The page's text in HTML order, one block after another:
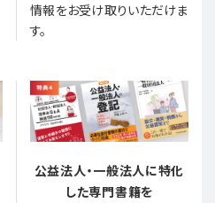
情報をお受け取りいただけま
す。
公益法人・一般法人に特化
した専門書籍を